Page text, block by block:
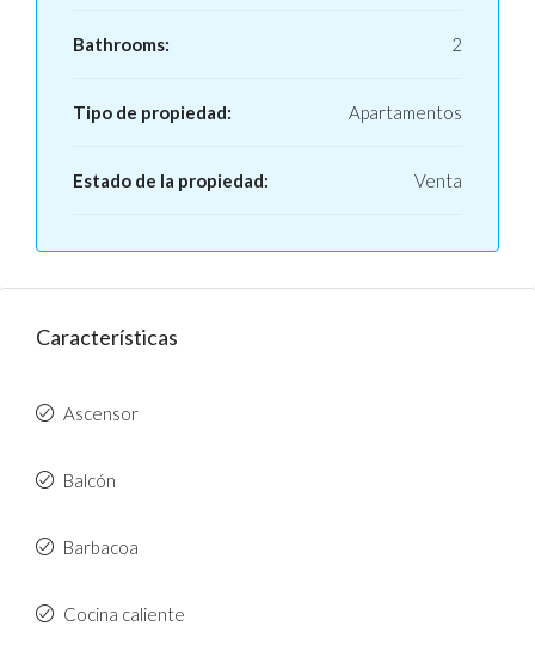
Bathrooms: 2
Tipo de propiedad: Apartamentos
Estado de la propiedad: Venta
Características
Ascensor
Balcón
Barbacoa
Cocina caliente